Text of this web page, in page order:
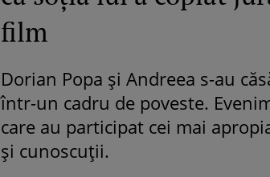
film
Dorian Popa și Andreea s-au
într-un cadru de poveste.
care au participat cei mai
și cunoscuții.